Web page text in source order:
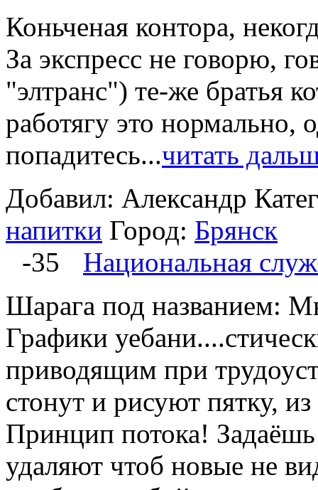
Коньченая контора,
За экспресс не говорю,
"элтранс") те-же братья
работягу это нормально,
попадитесь...читать
Добавил: Александр
напитки Город: Брянск
-35
Национальная
Шарага под названием:
Графики
приводящим при
стонут и рисуют пятку, из
Принцип потока!
удаляют чтоб новые не